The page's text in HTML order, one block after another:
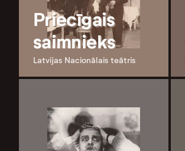
Priecīgais
saimnieks
Latvijas Nacionālais teātris